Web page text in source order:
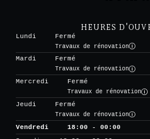
HEURES
Lundi
Fermé
Travaux de rénovation
Mardi
Fermé
Travaux de rénovation
Mercredi
Fermé
Travaux de rénovation
Jeudi
Fermé
Travaux de rénovation
Vendredi
18:00 - 00:00